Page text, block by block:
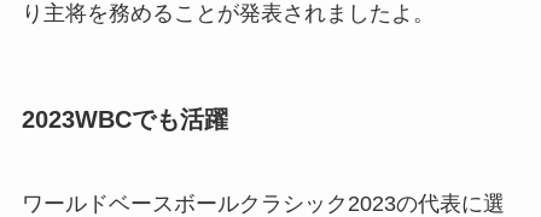
り主将を務めることが発表されましたよ。
2023WBCでも活躍
ワールドベースボールクラシック2023の代表に選